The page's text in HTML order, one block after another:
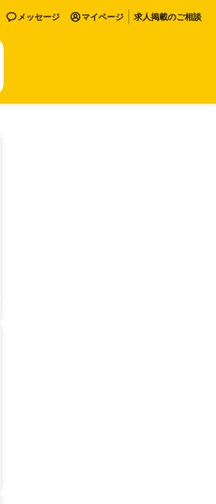
メッセージ マイページ 求人掲載のご相談